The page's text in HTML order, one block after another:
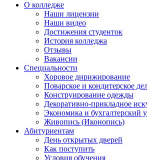
О колледже
Наши лицензии
Наши видео
Достижения студенток
История колледжа
Отзывы
Вакансии
Специальности
Хоровое дирижирование
Поварское и кондитерское
Конструирование одежды
Декоративно-прикладное
Экономика и бухгалтерский
Живопись (Иконопись)
Абитуриентам
День открытых дверей
Как поступить
Условия обучения